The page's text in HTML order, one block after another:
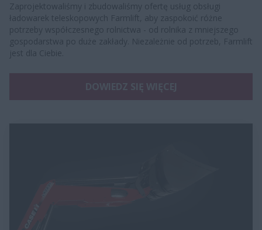
Zaprojektowaliśmy i zbudowaliśmy ofertę usług obsługi
ładowarek teleskopowych Farmlift, aby zaspokoić różne
potrzeby współczesnego rolnictwa - od rolnika z mniejszego
gospodarstwa po duże zakłady. Niezależnie od potrzeb, Farmlift
jest dla Ciebie.